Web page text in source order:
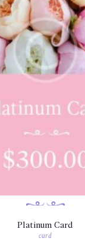
Platinum Card
card